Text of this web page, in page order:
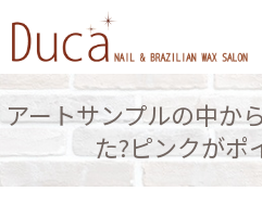
アートサンプルの中か
た?ピンクが